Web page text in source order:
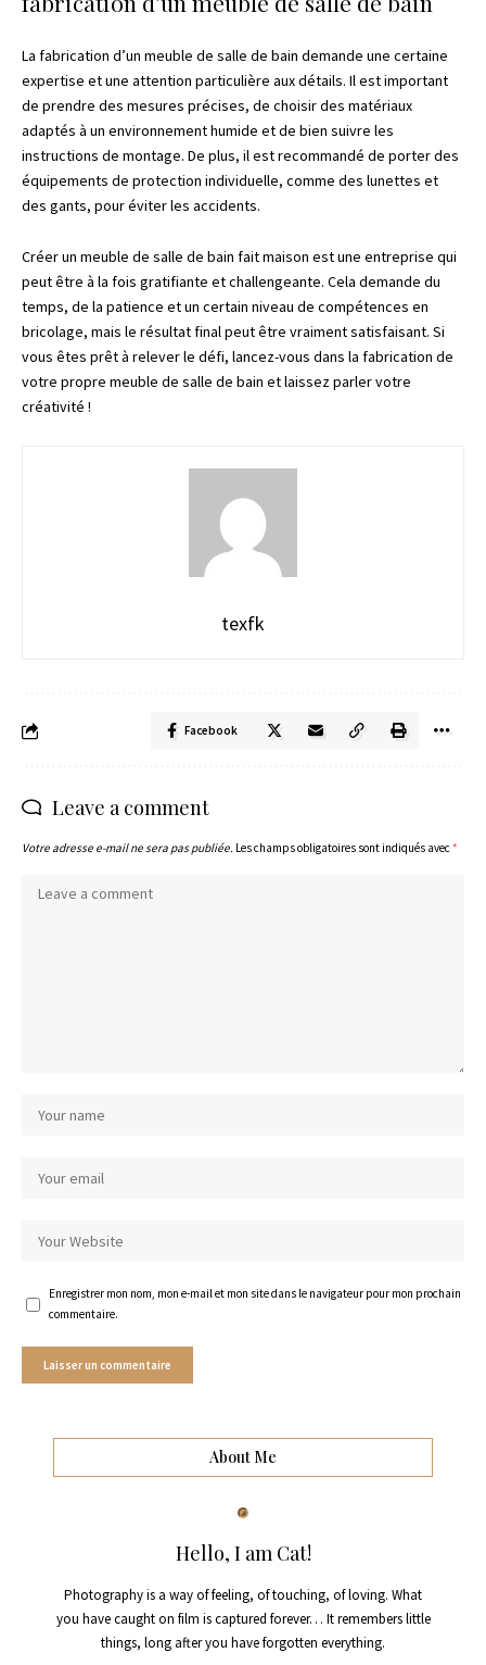
La fabrication d’un meuble de salle de bain demande une certaine
expertise et une attention particulière aux détails. Il est important
de prendre des mesures précises, de choisir des matériaux
adaptés à un environnement humide et de bien suivre les
instructions de montage. De plus, il est recommandé de porter des
équipements de protection individuelle, comme des lunettes et
des gants, pour éviter les accidents.
Créer un meuble de salle de bain fait maison est une entreprise qui
peut être à la fois gratifiante et challengeante. Cela demande du
temps, de la patience et un certain niveau de compétences en
bricolage, mais le résultat final peut être vraiment satisfaisant. Si
vous êtes prêt à relever le défi, lancez-vous dans la fabrication de
votre propre meuble de salle de bain et laissez parler votre
créativité !
texfk
Facebook
Leave a comment
Votre adresse e-mail ne sera pas publiée. Les champs obligatoires sont indiqués avec*
Enregistrer mon nom, mon e-mail et mon site dans le navigateur pour mon prochain
commentaire.
About Me
Hello, I am Cat!
Photography is a way of feeling, of touching, of loving. What
you have caught on film is captured forever… It remembers little
things, long after you have forgotten everything.